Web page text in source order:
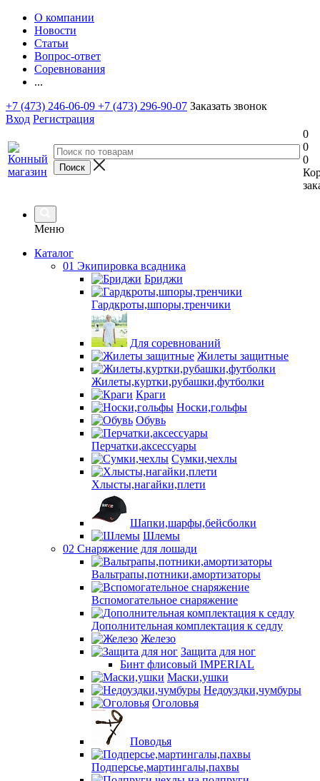
О компании
Новости
Статьи
Вопрос-ответ
Соревнования
...
+7 (473) 246-06-09 +7 (473) 296-90-07 Заказать звонок
Вход Регистрация
0
0
0
Меню
Каталог
01 Экипировка всадника
Бриджи
Гардкроты,шпоры,тренчики
Для соревнований
Жилеты защитные
Жилеты,куртки,рубашки,футболки
Краги
Носки,гольфы
Обувь
Перчатки,аксессуары
Сумки,чехлы
Хлысты,нагайки,плети
Шапки,шарфы,бейсболки
Шлемы
02 Снаряжение для лошади
Вальтрапы,потники,амортизаторы
Вспомогательное снаряжение
Дополнительная комплектация к седлу
Железо
Защита для ног
Бинт флисовый IMPERIAL
Маски,ушки
Недоуздки,чумбуры
Оголовья
Поводья
Подперсье,мартингалы,пахвы